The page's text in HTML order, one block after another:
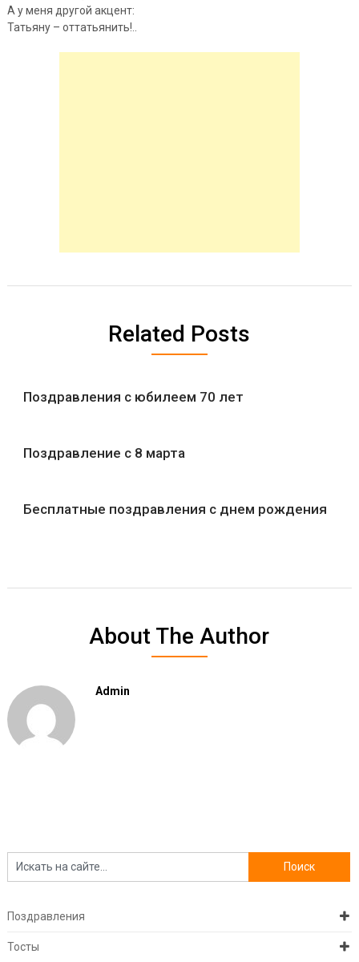
А у меня другой акцент:
Татьяну – оттатьянить!..
Related Posts
Поздравления с юбилеем 70 лет
Поздравление с 8 марта
Бесплатные поздравления с днем рождения
About The Author
Admin
Поздравления
Тосты